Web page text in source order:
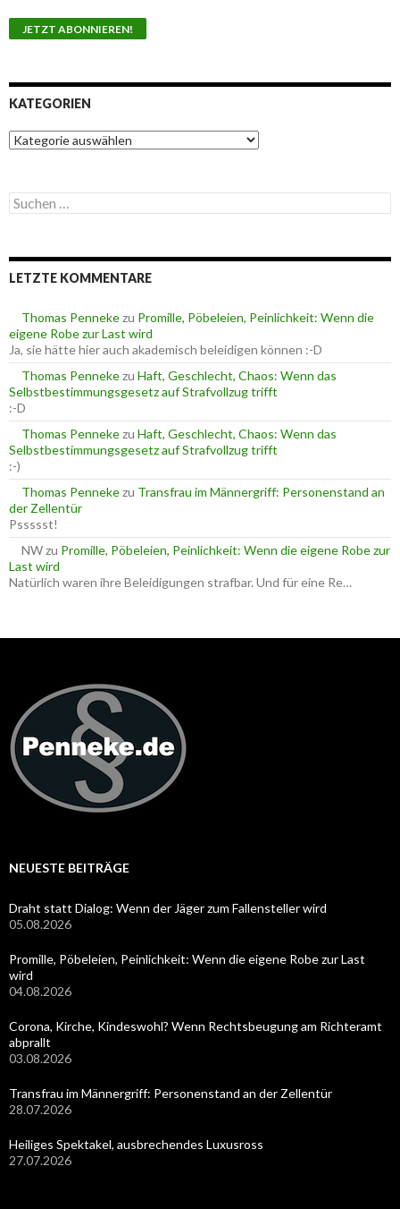
KATEGORIEN
K
a
g
o
n
S
u
e
n
c
h
:
LETZTE KOMMENTARE
Thomas Pennekezu Promille, Pöbeleien, Peinlichkeit: Wenn die
eigene Robe zur Last wird
Ja, sie hätte hier auch akademisch beleidigen können :-D
Thomas Pennekezu Haft, Geschlecht, Chaos: Wenn das
Selbstbestimmungsgesetz auf Strafvollzug trifft
:-D
Thomas Pennekezu Haft, Geschlecht, Chaos: Wenn das
Selbstbestimmungsgesetz auf Strafvollzug trifft
:-)
Thomas Pennekezu Transfrau im Männergriff: Personenstand an
der Zellentür
Pssssst!
NWzu Promille, Pöbeleien, Peinlichkeit: Wenn die eigene Robe zur
Last wird
Natürlich waren ihre Beleidigungen strafbar. Und für eine Re…
NEUESTE BEITRÄGE
Draht statt Dialog: Wenn der Jäger zum Fallensteller wird
05.08.2026
Promille, Pöbeleien, Peinlichkeit: Wenn die eigene Robe zur Last
wird
04.08.2026
Corona, Kirche, Kindeswohl? Wenn Rechtsbeugung am Richteramt
abprallt
03.08.2026
Transfrau im Männergriff: Personenstand an der Zellentür
28.07.2026
Heiliges Spektakel, ausbrechendes Luxusross
27.07.2026